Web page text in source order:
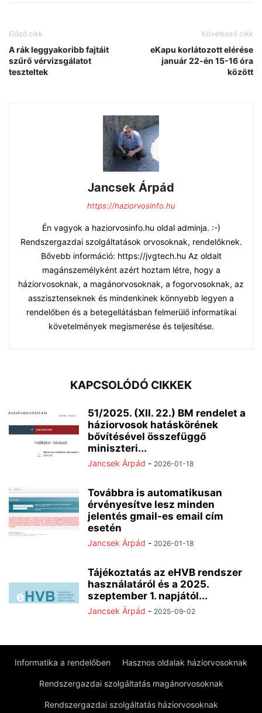
Előző cikk
A rák leggyakoribb fajtáit
szűrő vérvizsgálatot
teszteltek
Következő cikk
eKapu korlátozott elérése
január 22-én 15-16 óra
között
Jancsek Árpád
https://haziorvosinfo.hu
Én vagyok a haziorvosinfo.hu oldal adminja. :-)
Rendszergazdai szolgáltatások orvosoknak, rendelőknek.
Bővebb információ: https://jvgtech.hu Az oldalt
magánszemélyként azért hoztam létre, hogy a
háziorvosoknak, a magánorvosoknak, a fogorvosoknak, az
asszisztenseknek és mindenkinek könnyebb legyen a
rendelőben és a betegellátásban felmerülő informatikai
követelmények megismerése és teljesítése.
KAPCSOLÓDÓ CIKKEK
51/2025. (XII. 22.) BM rendelet a
háziorvosok hatáskörének
bővítésével összefüggő
miniszteri...
Jancsek Árpád - 2026-01-18
Továbbra is automatikusan
érvényesítve lesz minden
jelentés gmail-es email cím
esetén
Jancsek Árpád - 2026-01-18
Tájékoztatás az eHVB rendszer
használatáról és a 2025.
szeptember 1. napjától...
Jancsek Árpád - 2025-09-02
Informatika a rendelőben Hasznos oldalak háziorvosoknak
Rendszergazdai szolgáltatás magánorvosoknak
Rendszergazdai szolgáltatás háziorvosoknak